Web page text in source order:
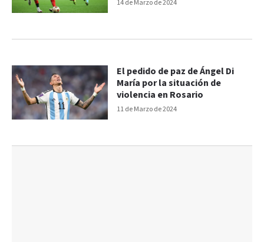
14 de Marzo de 2024
11 de Marzo de 2024
El pedido de paz de Ángel Di
María por la situación de
violencia en Rosario